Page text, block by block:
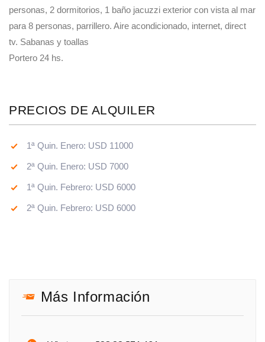
personas, 2 dormitorios, 1 baño jacuzzi exterior con vista al mar
para 8 personas, parrillero. Aire acondicionado, internet, direct
tv. Sabanas y toallas
Portero 24 hs.
PRECIOS DE ALQUILER
1ª Quin. Enero: USD 11000
2ª Quin. Enero: USD 7000
1ª Quin. Febrero: USD 6000
2ª Quin. Febrero: USD 6000
Más Información